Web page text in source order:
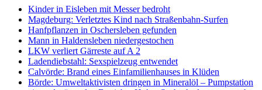
Kinder in Eisleben mit Messer bedroht
Magdeburg: Verletztes Kind nach Straßenbahn-Surfen
Hanfpflanzen in Oschersleben gefunden
Mann in Haldensleben niedergestochen
LKW verliert Gärreste auf A 2
Ladendiebstahl: Sexspielzeug entwendet
Calvörde: Brand eines Einfamilienhauses in Klüden
Börde: Umweltaktivisten dringen in Mineralöl – Pumpstation